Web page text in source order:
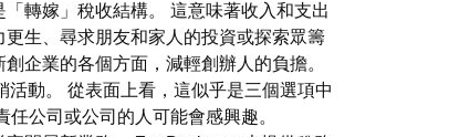
轉嫁」稅收結構。 這意味著收入和支出
生、尋求朋友和家人的投資或探索眾籌
企業的各個方面，減輕創辦人的負擔。
動。 從表面上看，這似乎是三個選項中
公司或公司的人可能會感興趣。